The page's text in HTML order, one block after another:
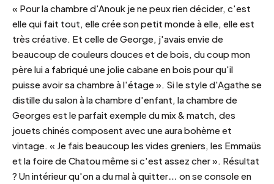
« Pour la chambre d'Anouk je ne peux rien décider, c'est
elle qui fait tout, elle crée son petit monde à elle, elle est
très créative. Et celle de George, j'avais envie de
beaucoup de couleurs douces et de bois, du coup mon
père lui a fabriqué une jolie cabane en bois pour qu'il
puisse avoir sa chambre à l'étage ». Si le style d'Agathe se
distille du salon à la chambre d'enfant, la chambre de
Georges est le parfait exemple du mix & match, des
jouets chinés composent avec une aura bohème et
vintage. « Je fais beaucoup les vides greniers, les Emmaüs
et la foire de Chatou même si c'est assez cher ». Résultat
? Un intérieur qu'on a du mal à quitter… on se console en